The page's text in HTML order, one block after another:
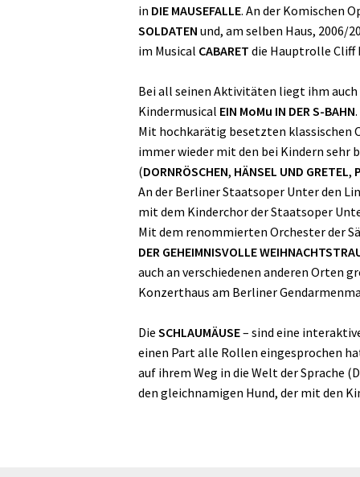
in DIE MAUSEFALLE. An der Komischen
SOLDATEN und, am selben Haus, 2006/
im Musical CABARET die Hauptrolle Cliff
Bei all seinen Aktivitäten liegt ihm
Kindermusical EIN MoMu IN DER S-BAHN.
Mit hochkarätig besetzten klassischen
immer wieder mit den bei Kindern sehr
(DORNRÖSCHEN, HÄNSEL UND GRETEL,
An der Berliner Staatsoper Unter den
mit dem Kinderchor der Staatsoper
Mit dem renommierten Orchester der
DER GEHEIMNISVOLLE
auch an verschiedenen anderen Orten
Konzerthaus am Berliner
Die SCHLAUMÄUSE– sind eine
einen Part alle Rollen eingesprochen
auf ihrem Weg in die Welt der Sprache
den gleichnamigen Hund, der mit den